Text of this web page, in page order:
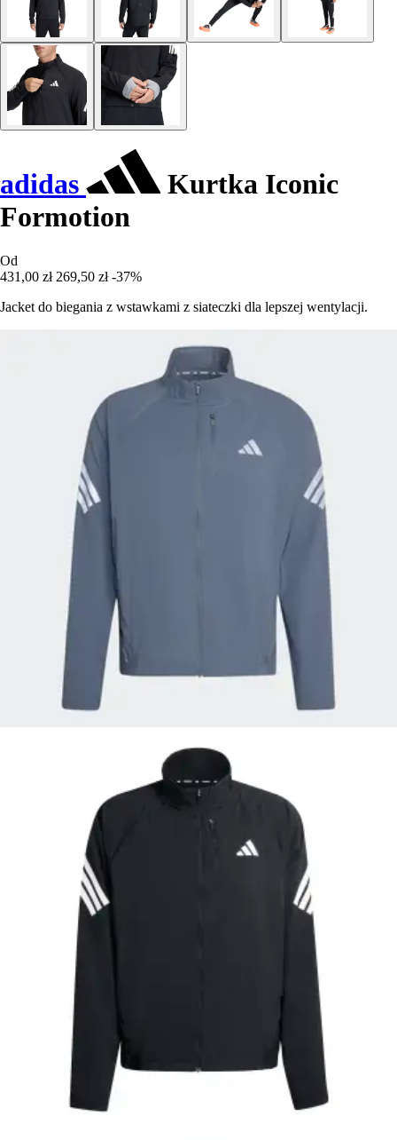
adidas
Kurtka Iconic
Formotion
Od
431,00 zł 269,50 zł -37%
Jacket do biegania z wstawkami z siateczki dla lepszej wentylacji.